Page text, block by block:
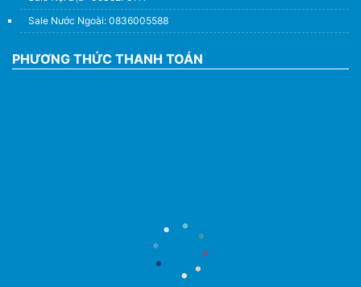
Sale Nước Ngoài: 0836005588
PHƯƠNG THỨC THANH TOÁN